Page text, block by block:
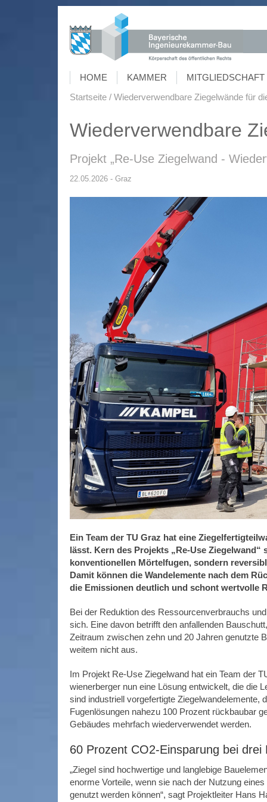
HOME KAMMER
MITGLIEDSCHAFT
Startseite
Wiederverwendbare Ziegelwände für
Wiederverwendbare
Projekt „Re-Use Ziegelwand -
22.05.2026 - Graz
Ein Team der TU Graz hat eine
lässt. Kern des Projekts „Re-Use
konventionellen Mörtelfugen, sondern
Damit können die Wandelemente nach dem
die Emissionen deutlich und schont wertvolle
Bei der Reduktion des Ressourcenverbrauchs
sich. Eine davon betrifft den anfallenden
Zeitraum zwischen zehn und 20 Jahren genutzte
weitem nicht aus.
Im Projekt Re-Use Ziegelwand hat ein Team der
wienerberger nun eine Lösung entwickelt, die die
sind industriell vorgefertigte Ziegelwandelemente,
Fugenlösungen nahezu 100 Prozent rückbaubar
Gebäudes mehrfach wiederverwendet werden.
60 Prozent CO2-Einsparung bei drei
„Ziegel sind hochwertige und langlebige
enorme Vorteile, wenn sie nach der Nutzung
genutzt werden können“, sagt Projektleiter Hans